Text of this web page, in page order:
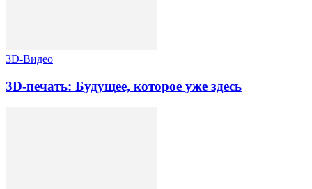
3D-Видео
3D-печать: Будущее, которое уже здесь